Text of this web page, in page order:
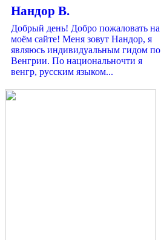
Нандор В.
Добрый день! Добро пожаловать на
моём сайте! Меня зовут Нандор, я
являюсь индивидуальным гидом по
Венгрии. По национальночти я
венгр, русским языком...